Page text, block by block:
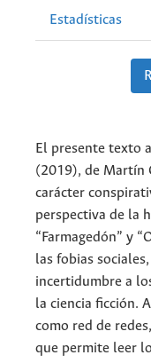
Estadísticas
El presente texto
(2019), de Martín
carácter
perspectiva de la
“Farmagedón” y
las fobias
incertidumbre a
la ciencia ficción.
como red de
que permite leer